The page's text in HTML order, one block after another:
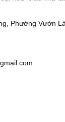
Phường Vườn